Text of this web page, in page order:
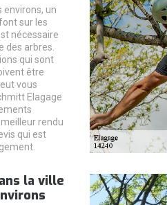
environs, un
sur les
nécessaire
des arbres.
qui sont
être
vous
Elagage
rendu
qui est
la ville